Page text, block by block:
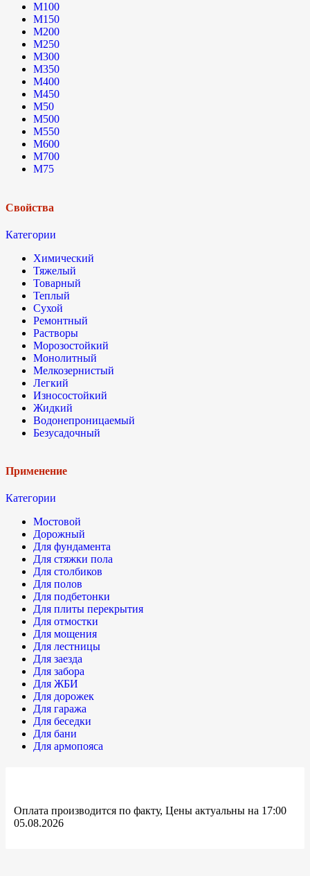
М100
М150
М200
М250
М300
М350
М400
М450
М50
М500
М550
М600
М700
М75
Свойства
Категории
Химический
Тяжелый
Товарный
Теплый
Сухой
Ремонтный
Растворы
Морозостойкий
Монолитный
Мелкозернистый
Легкий
Износостойкий
Жидкий
Водонепроницаемый
Безусадочный
Применение
Категории
Мостовой
Дорожный
Для фундамента
Для стяжки пола
Для столбиков
Для полов
Для подбетонки
Для плиты перекрытия
Для отмостки
Для мощения
Для лестницы
Для заезда
Для забора
Для ЖБИ
Для дорожек
Для гаража
Для беседки
Для бани
Для армопояса
Оплата производится по факту, Цены актуальны на 17:00
05.08.2026